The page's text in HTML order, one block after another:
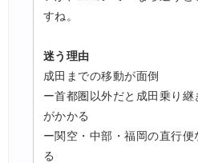
すね。
迷う理由
成田までの移動が面倒
ー首都圏以外だと成田乗り継
がかかる
ー関空・中部・福岡の直行
る